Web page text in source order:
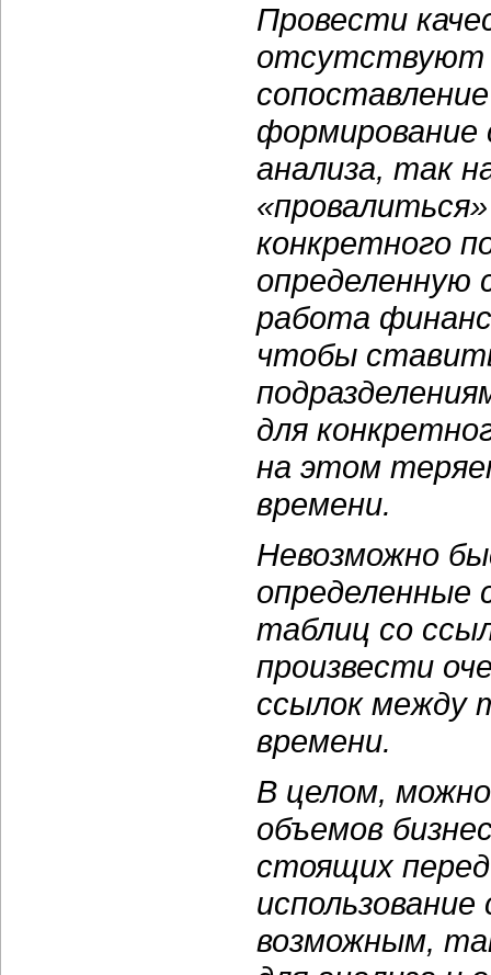
Провести
отсутствуют
анализа, так
конкретного
работа
чтобы
для
на этом
времени.
Невозможно
определенные
таблиц со
произвести
ссылок между
времени.
В целом,
объемов
стоящих
возможным,